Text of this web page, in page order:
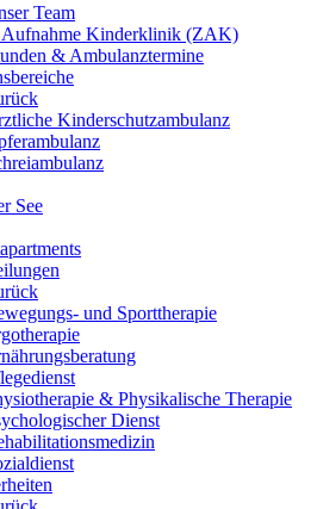
Team
Aufnahme Kinderklinik (ZAK)
& Ambulanztermine
Kinderschutzambulanz
See
und Sporttherapie
& Physikalische Therapie
Dienst